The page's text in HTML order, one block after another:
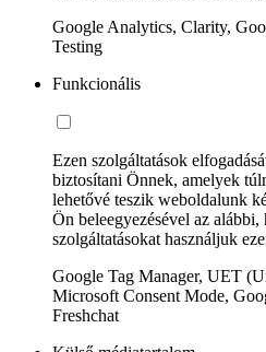
Google Analytics, Clarity,
Testing
Funkcionális
Ezen szolgáltatások
biztosítani Önnek, amelyek
lehetővé teszik weboldalunk
Ön beleegyezésével az
szolgáltatásokat használjuk
Google Tag Manager, UET
Microsoft Consent Mode,
Freshchat